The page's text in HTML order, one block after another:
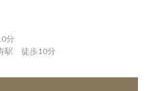
分
駅 徒歩10分